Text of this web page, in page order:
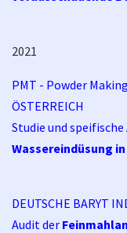
2021
PMT - Powder
ÖSTERREICH
Studie und
Wassereindüsung
DEUTSCHE BARYT
Audit der